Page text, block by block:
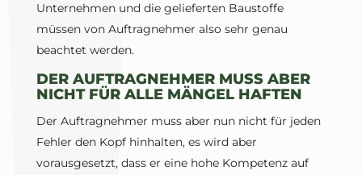
Unternehmen und die gelieferten Baustoffe
müssen von Auftragnehmer also sehr genau
beachtet werden.
DER AUFTRAGNEHMER MUSS ABER
NICHT FÜR ALLE MÄNGEL HAFTEN
Der Auftragnehmer muss aber nun nicht für jeden
Fehler den Kopf hinhalten, es wird aber
vorausgesetzt, dass er eine hohe Kompetenz auf